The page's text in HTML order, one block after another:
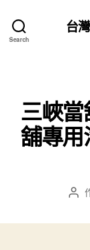
Search
台
三峽
舖專
文